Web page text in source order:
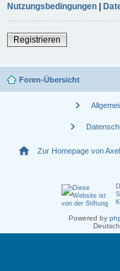
Nutzungsbedingungen |
Registrieren
Foren-Übersicht
chevron_right
chevron_right
home Zur Homepage von Axel
Powered by